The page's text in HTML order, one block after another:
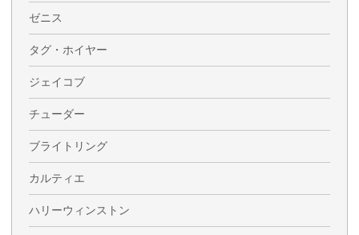
ゼニス
タグ・ホイヤー
ジェイコブ
チューダー
ブライトリング
カルティエ
ハリーウィンストン